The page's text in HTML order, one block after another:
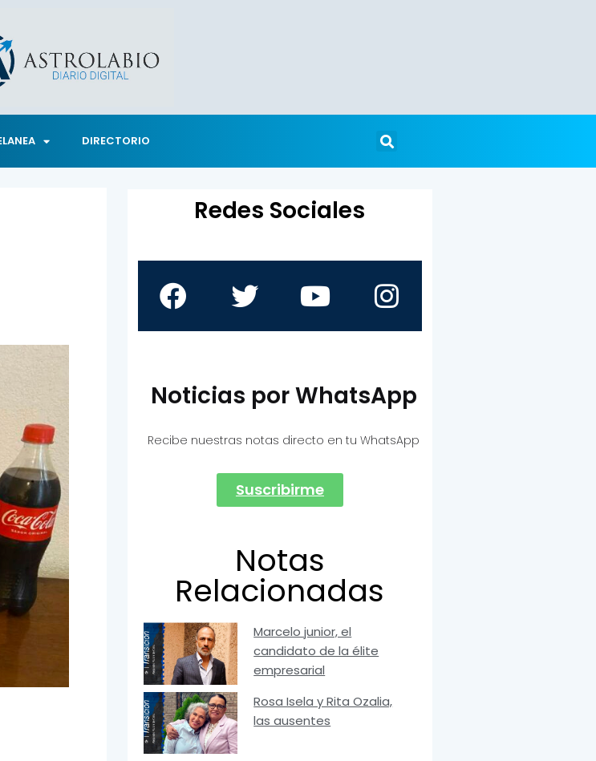
DIRECTORIO
Redes Sociales
Noticias por WhatsApp
Recibe nuestras notas directo en tu WhatsApp
Suscribirme
Notas
Relacionadas
Marcelo junior, el
candidato de la élite
empresarial
Rosa Isela y Rita Ozalia,
las ausentes